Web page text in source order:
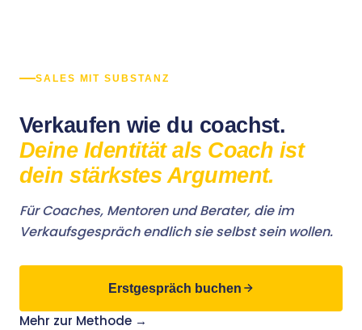
SALES MIT SUBSTANZ
Verkaufen wie du coachst.
Deine Identität als Coach ist
dein stärkstes Argument.
Für Coaches, Mentoren und Berater, die im
Verkaufsgespräch endlich sie selbst sein wollen.
Erstgespräch buchen
Mehr zur Methode →